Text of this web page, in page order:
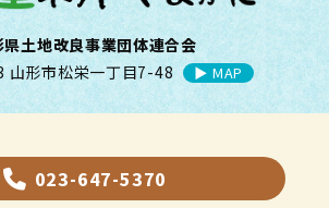
県土地改良事業団体連合会
山形市松栄一丁目7-48
▶︎ MAP
023-647-5370